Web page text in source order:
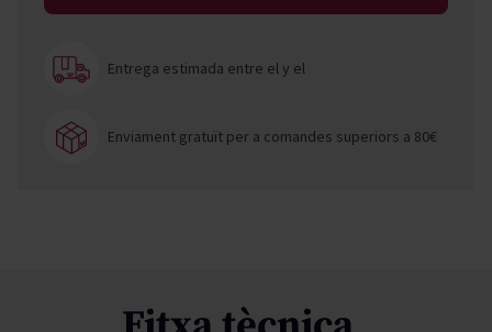
Entrega estimada entre ely el
Enviament gratuït per a comandes superiors a 80€